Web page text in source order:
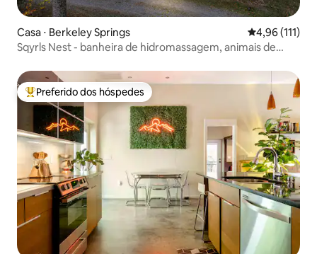
Casa ⋅ Berkeley Springs 4,96 de uma
4,96 (111)
Sqyrls Nest - banheira de hidromassagem, animais de
Entre os melhores preferidos dos hóspedes
Preferido dos hóspedes